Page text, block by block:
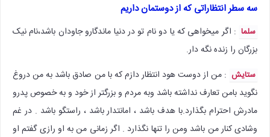
سه سطر انتظاراتی که از دوستمان داریم
سلما : اگر میخواهی که یا دو نام تو در دنیا ماندگارو جاودان باشد،نام نیک
بزرگان را زنده نگه دار.
ستایش : من از دوست هود انتظار دازم که با من صادق باشد به من دروغ
نگوید بامن تعارف نداشته باشد وبه مردم و بزرگتر از خود و به خصوص پدرو
مادرش احترام بگذارد.با هدف باشد ، امانتدار باشد ، راستگو باشد . در غم
وشادی کنار من باشد ومن را تنها نگذارد . اگر زمانی من به او رازی گفتم او